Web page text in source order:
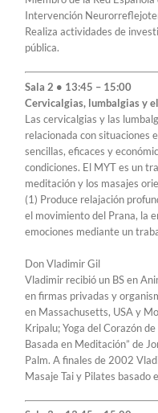
Intervención
Realiza actividades de
pública.
Sala 2 • 13:45 – 15:00
Cervicalgias, lumbalgias y
Las cervicalgias y las
relacionada con situaciones
sencillas, eficaces y
condiciones. El MYT es un
meditación y los masajes
(1) Produce relajación
el movimiento del Prana, la
emociones mediante un
Don Vladimir Gil
Vladimir recibió un BS en
en firmas privadas y
en Massachusetts, USA y
Kripalu; Yoga del Corazón
Basada en Meditación” de
Palm. A finales de 2002
Masaje Tai y Pilates basado